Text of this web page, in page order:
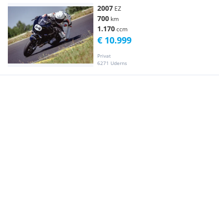
2007 EZ
700 km
1.170ccm
Privat
6271 Uderns
€ 10.999